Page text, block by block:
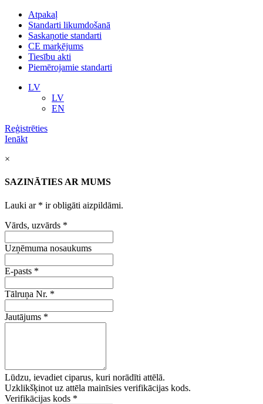
Atpakaļ
Standarti likumdošanā
Saskaņotie standarti
CE marķējums
Tiesību akti
Piemērojamie standarti
LV
LV
EN
Reģistrēties
Ienākt
×
SAZINĀTIES AR MUMS
Lauki ar * ir obligāti aizpildāmi.
Vārds, uzvārds *
Uzņēmuma nosaukums
E-pasts *
Tālruņa Nr. *
Jautājums *
Lūdzu, ievadiet ciparus, kuri norādīti attēlā.
Uzklikšķinot uz attēla mainīsies verifikācijas kods.
Verifikācijas kods *